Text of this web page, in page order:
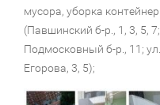
мусора, уборка
(Павшинский б-р., 1, 3, 5,
Подмосковный б-р., 11;
Егорова, 3, 5);